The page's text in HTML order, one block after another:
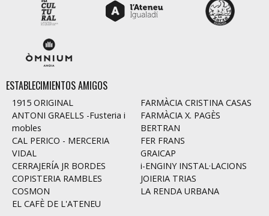
ESTABLECIMIENTOS AMIGOS
1915 ORIGINAL
ANTONI GRAELLS -Fusteria i
mobles
CAL PERICO - MERCERIA
VIDAL
CERRAJERÍA JR BORDES
COPISTERIA RAMBLES
COSMON
EL CAFÈ DE L'ATENEU
FARMÀCIA CRISTINA CASAS
FARMÀCIA X. PAGÈS
BERTRAN
FER FRANS
GRAICAP
i-ENGINY INSTAL·LACIONS
JOIERIA TRIAS
LA RENDA URBANA